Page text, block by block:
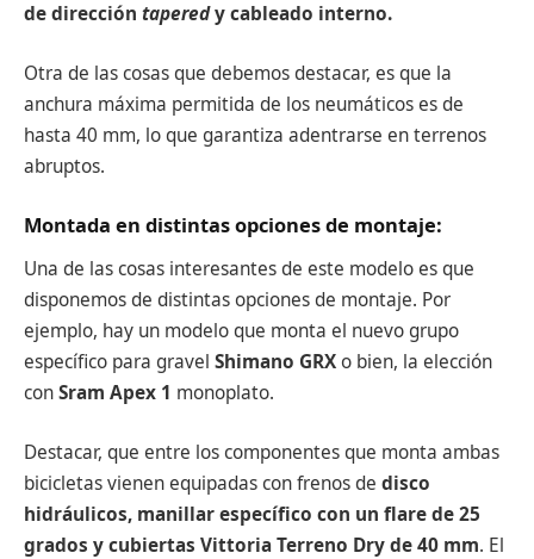
de dirección taperedy cableado interno.
Otra de las cosas que debemos destacar, es que la
anchura máxima permitida de los neumáticos es de
hasta 40 mm, lo que garantiza adentrarse en terrenos
abruptos.
Montada en distintas opciones de montaje:
Una de las cosas interesantes de este modelo es que
disponemos de distintas opciones de montaje. Por
ejemplo, hay un modelo que monta el nuevo grupo
específico para gravel Shimano GRXo bien, la elección
conSram Apex 1 monoplato.
Destacar, que entre los componentes que monta ambas
bicicletas vienen equipadas con frenos de disco
hidráulicos, manillar específico con un flare de 25
grados y cubiertas Vittoria Terreno Dry de 40 mm. El